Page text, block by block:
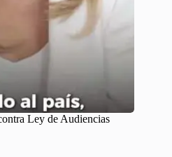
Ley de Audiencias